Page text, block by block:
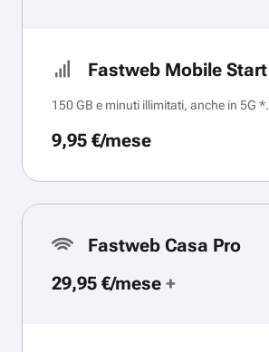
Fastweb Mobile Start
150 GB e minuti illimitati, anche in 5G *.
9,95 €/mese
Fastweb Casa Pro
29,95 €/mese +